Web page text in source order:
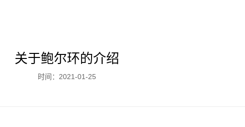
关于鲍尔环的介绍
时间：2021-01-25